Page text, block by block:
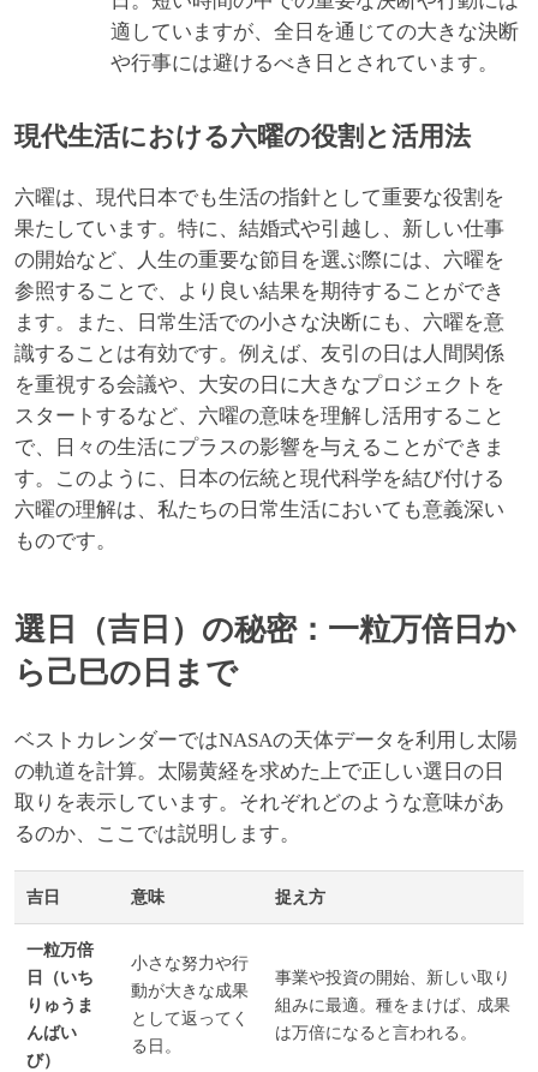
適していますが、全日を通じての大きな決断
や行事には避けるべき日とされています。
現代生活における六曜の役割と活用法
六曜は、現代日本でも生活の指針として重要な役割を
果たしています。特に、結婚式や引越し、新しい仕事
の開始など、人生の重要な節目を選ぶ際には、六曜を
参照することで、より良い結果を期待することができ
ます。また、日常生活での小さな決断にも、六曜を意
識することは有効です。例えば、友引の日は人間関係
を重視する会議や、大安の日に大きなプロジェクトを
スタートするなど、六曜の意味を理解し活用すること
で、日々の生活にプラスの影響を与えることができま
す。このように、日本の伝統と現代科学を結び付ける
六曜の理解は、私たちの日常生活においても意義深い
ものです。
選日（吉日）の秘密：一粒万倍日か
ら己巳の日まで
ベストカレンダーではNASAの天体データを利用し太陽
の軌道を計算。太陽黄経を求めた上で正しい選日の日
取りを表示しています。それぞれどのような意味があ
るのか、ここでは説明します。
吉日 意味 捉え方
一粒万倍
日（いち
りゅうま
んばい
び）
小さな努力や行
動が大きな成果
として返ってく
る日。
事業や投資の開始、新しい取り
組みに最適。種をまけば、成果
は万倍になると言われる。